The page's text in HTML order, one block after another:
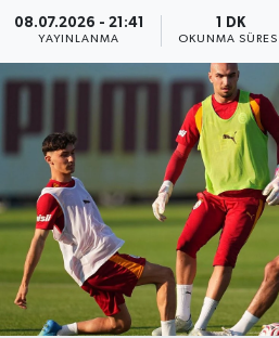
08.07.2026 - 21:41
YAYINLANMA
1 DK
OKUNMA SÜRESI
KÜLTÜR SANAT
SAĞLIK
BİLİM VE TEKNOLOJİ
OTOMOBİL
KURUMSAL
Haber Arşivi